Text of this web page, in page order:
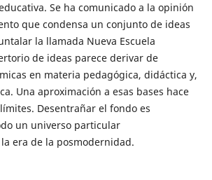
Se ha comunicado a la opinión
que condensa un conjunto de ideas
la llamada Nueva Escuela
de ideas parece derivar de
en materia pedagógica, didáctica y,
Una aproximación a esas bases hace
Desentrañar el fondo es
un universo particular
era de la posmodernidad.